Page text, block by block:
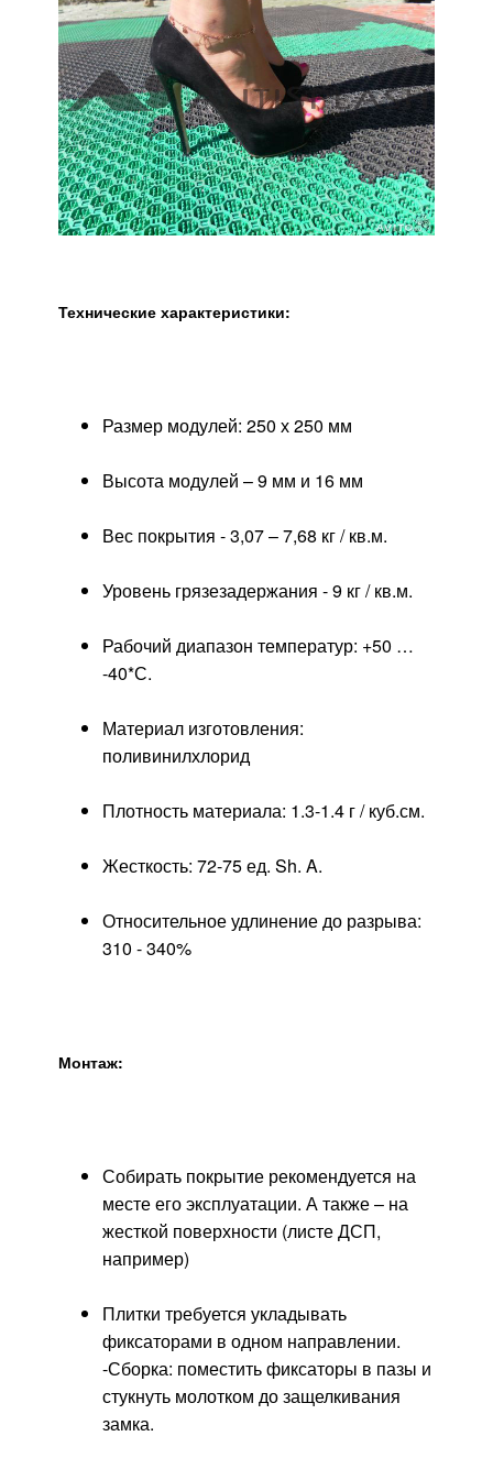
Технические характеристики:
Размер модулей: 250 х 250 мм
Высота модулей – 9 мм и 16 мм
Вес покрытия - 3,07 – 7,68 кг / кв.м.
Уровень грязезадержания - 9 кг / кв.м.
Рабочий диапазон температур: +50 …
-40*С.
Материал изготовления:
поливинилхлорид
Плотность материала: 1.3-1.4 г / куб.см.
Жесткость: 72-75 ед. Sh. A.
Относительное удлинение до разрыва:
310 - 340%
Монтаж:
Собирать покрытие рекомендуется на
месте его эксплуатации. А также – на
жесткой поверхности (листе ДСП,
например)
Плитки требуется укладывать
фиксаторами в одном направлении.
-Сборка: поместить фиксаторы в пазы и
стукнуть молотком до защелкивания
замка.